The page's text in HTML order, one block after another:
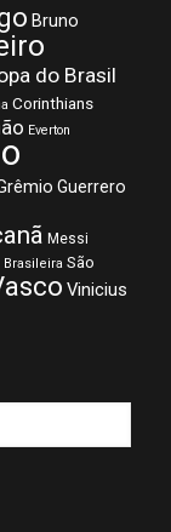
Bruno
do Brasil
Corinthians
Everton
Guerrero
Messi
São
Vinicius